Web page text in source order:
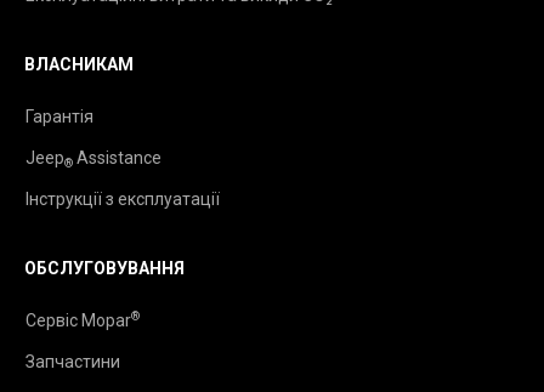
ВЛАСНИКАМ
Гарантія
Jeep® Assistance
Інструкції з експлуатації
ОБСЛУГОВУВАННЯ
Сервіс Mopar®
Запчастини